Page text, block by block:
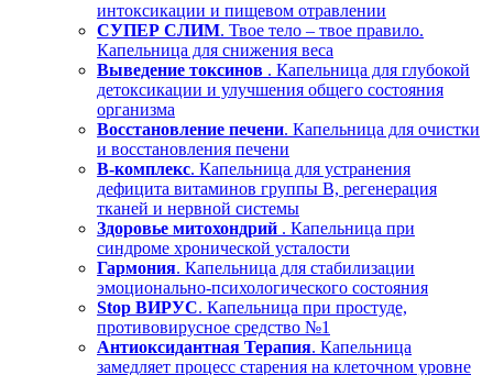
интоксикации и пищевом отравлении
СУПЕР СЛИМ. Твое тело – твое правило.
Капельница для снижения веса
Выведение токсинов . Капельница для глубокой
детоксикации и улучшения общего состояния
организма
Восстановление печени. Капельница для очистки
и восстановления печени
В-комплекс. Капельница для устранения
дефицита витаминов группы В, регенерация
тканей и нервной системы
Здоровье митохондрий . Капельница при
синдроме хронической усталости
Гармония. Капельница для стабилизации
эмоционально-психологического состояния
Stop ВИРУС. Капельница при простуде,
противовирусное средство №1
Антиоксидантная Терапия. Капельница
замедляет процесс старения на клеточном уровне